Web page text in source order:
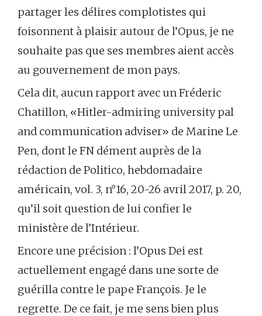
partager les délires complotistes qui
foisonnent à plaisir autour de l’Opus, je ne
souhaite pas que ses membres aient accès
au gouvernement de mon pays.
Cela dit, aucun rapport avec un Fréderic
Chatillon, «Hitler-admiring university pal
and communication adviser» de Marine Le
Pen, dont le FN dément auprès de la
rédaction de Politico, hebdomadaire
américain, vol. 3, n°16, 20-26 avril 2017, p. 20,
qu’il soit question de lui confier le
ministère de l’Intérieur.
Encore une précision : l’Opus Dei est
actuellement engagé dans une sorte de
guérilla contre le pape François. Je le
regrette. De ce fait, je me sens bien plus